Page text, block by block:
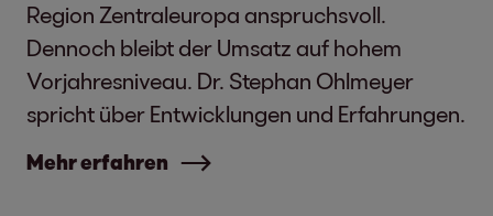
Region Zentraleuropa anspruchsvoll.
Dennoch bleibt der Umsatz auf hohem
Vorjahresniveau. Dr. Stephan Ohlmeyer
spricht über Entwicklungen und Erfahrungen.
Mehr erfahren